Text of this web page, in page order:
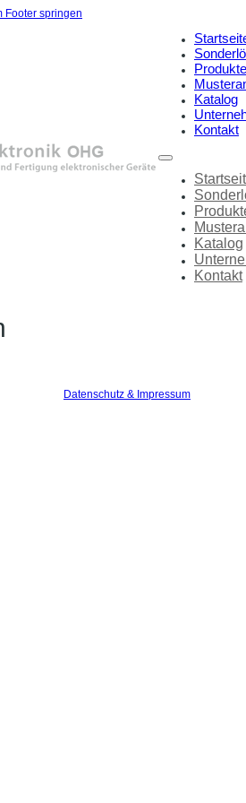
Footer springen
Produkte
Katalog
Kontakt
Katalog
Kontakt
Datenschutz & Impressum